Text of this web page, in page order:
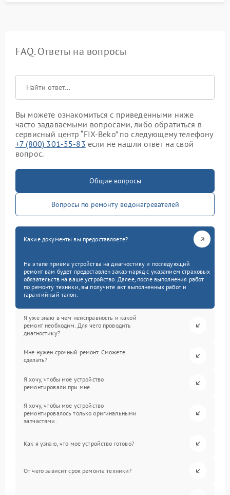
FAQ. Ответы на вопросы
Вы можете ознакомиться с приведенными ниже
часто задаваемыми вопросами, либо обратиться в
сервисный центр “FIX-Beko” по следующему телефону
+7 (800) 301-55-83 если не нашли ответ на свой
вопрос.
Общие вопросы
Вопросы по ремонту водонагревателей
Какие документы вы предоставляете?
На этапе приема устройства на диагностику и последующий
ремонт вам будет предоставлен заказ-наряд с указанием страховых
обязательств на ваше устройство. Далее, после выполнения работ
по ремонту техники, вы получите акт выполненных работ и
гарантийный талон.
Я уже знаю в чем неисправность и какой
ремонт необходим. Для чего проводить
диагностику?
Мне нужен срочный ремонт. Сможете
сделать?
Я хочу, чтобы мое устройство
ремонтировали при мне.
Я хочу, чтобы мое устройство
ремонтировалось только оригинальными
запчастями.
Как я узнаю, что мое устройство готово?
От чего зависит срок ремонта техники?